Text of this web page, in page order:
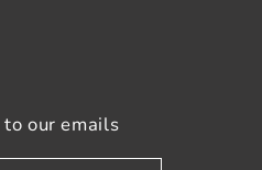
our emails